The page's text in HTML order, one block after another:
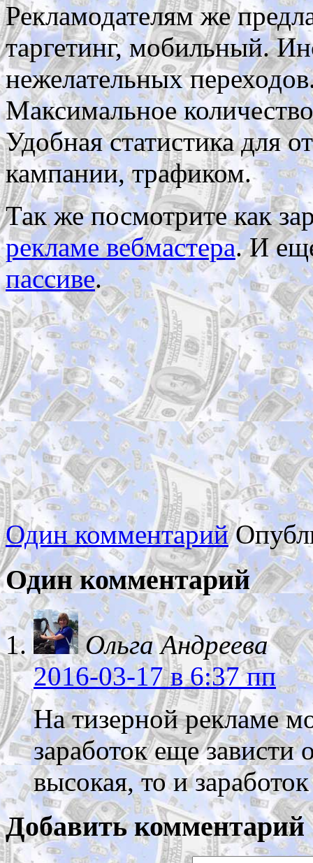
Рекламодателям же
таргетинг, мобильный.
нежелательных
Максимальное
Удобная статистика для
кампании, трафиком.
Так же посмотрите как
рекламе вебмастера. И
пассиве.
Один комментарий
Один комментарий
Ольга Андреева
2016-03-17в 6:37 пп
На тизерной рекламе
заработок еще
высокая, то и
Добавить комментарий